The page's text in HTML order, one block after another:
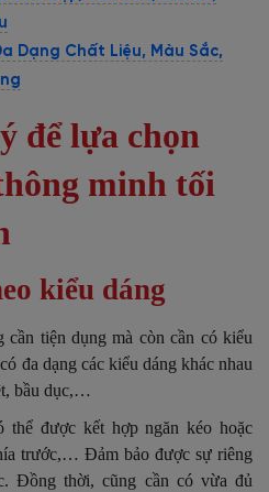
Dạng Chất Liệu, Màu Sắc,
để lựa chọn
minh tối
kiểu dáng
tiện dụng mà còn cần có kiểu
đa dạng các kiểu dáng khác nhau
bầu dục,…
thể được kết hợp ngăn kéo hoặc
trước,… Đảm bảo được sự riêng
Đồng thời, cũng cần có vừa đủ